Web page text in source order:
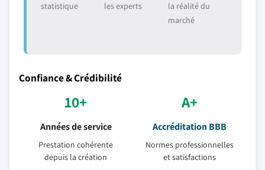
statistique
les experts
la réalité du
marché
Confiance & Crédibilité
10+
Années de service
Prestation cohérente
depuis la création
A+
Accréditation BBB
Normes professionnelles
et satisfactions